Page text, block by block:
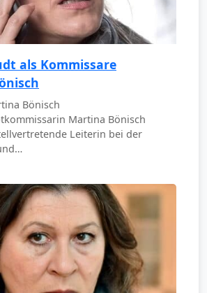
als Kommissare
Bönisch
Martina Bönisch
Leiterin bei der